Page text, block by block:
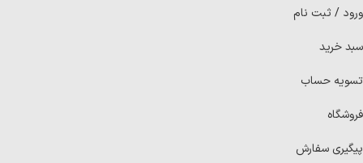
ورود / ثبت نام
سبد خرید
تسویه حساب
فروشگاه
پیگیری سفارش